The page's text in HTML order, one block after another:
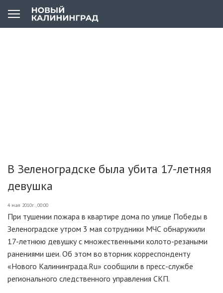
В Зеленоградске была убита 17-летняя
девушка
4 мая 2010г., 00:00
При тушении пожара в квартире дома по улице Победы в
Зеленоградске утром 3 мая сотрудники МЧС обнаружили
17-летнюю девушку с множественными колото-резаными
ранениями шеи. Об этом во вторник корреспонденту
«Нового Калининграда.Ru» сообщили в пресс-службе
регионального следственного управления СКП.